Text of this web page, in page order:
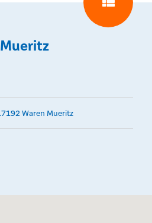
Waren Mueritz